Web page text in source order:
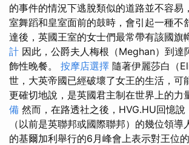
的事件的情況下逃脫類似的道路並不容易
室舞蹈和皇室面前的鼓時，會引起一種不
達後，英國王室的女士們最常帶有該國旗
計 因此，公爵夫人梅根（Meghan）到達
飾性晚餐。 按摩店選擇 隨著伊麗莎白（
世，大英帝國已經破壞了女王的生活，可
更確切地說，是英國君主制在世界上的力
備 然而，在路透社之後，HVG.HU回憶說
（以前是英聯邦或國際聯邦）的幾位領導
的基爾加利舉行的6月峰會上表示對王位的